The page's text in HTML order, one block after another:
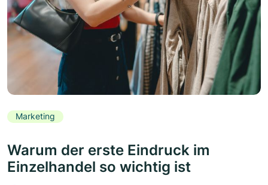
Marketing
Warum der erste Eindruck im
Einzelhandel so wichtig ist